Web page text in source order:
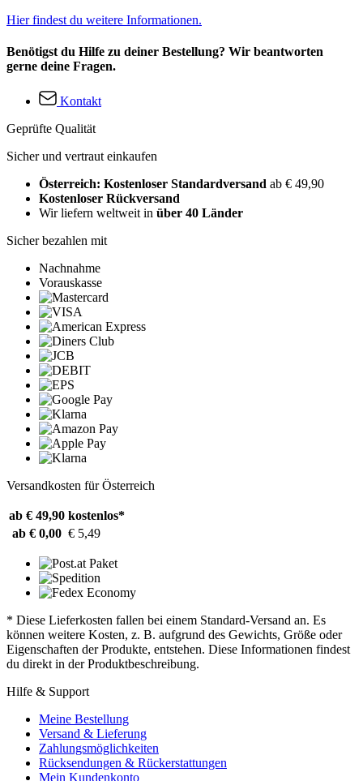
Hier findest du weitere Informationen.
Benötigst du Hilfe zu deiner Bestellung? Wir beantworten
gerne deine Fragen.
Kontakt
Geprüfte Qualität
Sicher und vertraut einkaufen
Österreich: Kostenloser Standardversand ab € 49,90
Kostenloser Rückversand
Wir liefern weltweit in über 40 Länder
Sicher bezahlen mit
Nachnahme
Vorauskasse
Versandkosten für Österreich
ab € 49,90 kostenlos*
ab € 0,00 € 5,49
* Diese Lieferkosten fallen bei einem Standard-Versand an. Es
können weitere Kosten, z. B. aufgrund des Gewichts, Größe oder
Eigenschaften der Produkte, entstehen. Diese Informationen findest
du direkt in der Produktbeschreibung.
Hilfe & Support
Meine Bestellung
Versand & Lieferung
Zahlungsmöglichkeiten
Rücksendungen & Rückerstattungen
Mein Kundenkonto